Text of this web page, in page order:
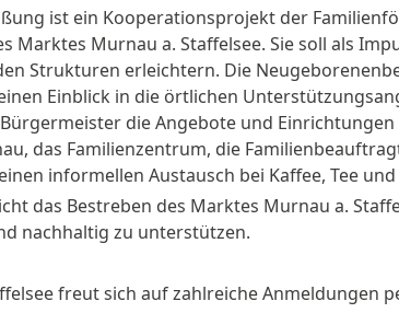
ist ein Kooperationsprojekt der
Marktes Murnau a. Staffelsee. Sie soll als
Strukturen erleichtern. Die
Einblick in die örtlichen
die Angebote und
das Familienzentrum, die
informellen Austausch bei Kaffee, Tee und
das Bestreben des Marktes Murnau a.
nachhaltig zu unterstützen.
freut sich auf zahlreiche Anmeldungen